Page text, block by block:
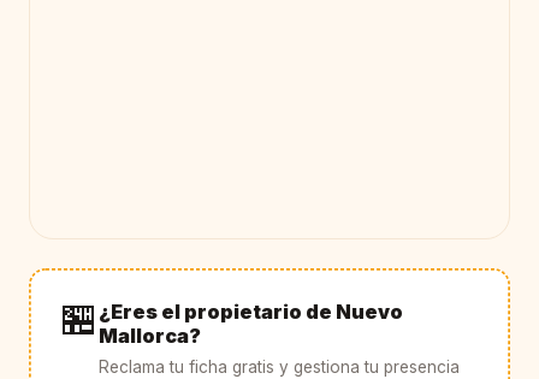
🏪 ¿Eres el propietario de Nuevo
Mallorca?
Reclama tu ficha gratis y gestiona tu presencia